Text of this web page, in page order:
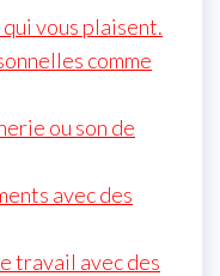
vous plaisent.
comme
ou son de
avec des
travail avec des